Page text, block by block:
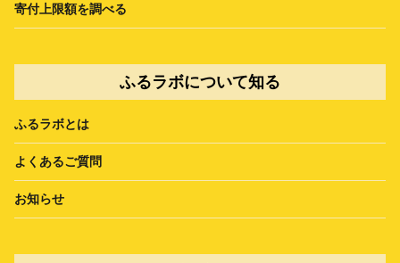
寄付上限額を調べる
ふるラボについて知る
ふるラボとは
よくあるご質問
お知らせ